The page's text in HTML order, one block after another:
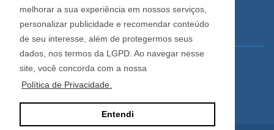
melhorar a sua experiência em nossos serviços,
personalizar publicidade e recomendar conteúdo
de seu interesse, além de protegermos seus
dados, nos termos da LGPD. Ao navegar nesse
site, você concorda com a nossa
Política de Privacidade.
Entendi
Rua Os Dezoito do Forte, 1622, Centro
Caxias do Sul - Rio Grande do Sul
Horário de Atendimento
De segunda a sexta-feira
Das 08:30 às 12:00 e das 13:30 às 18:00